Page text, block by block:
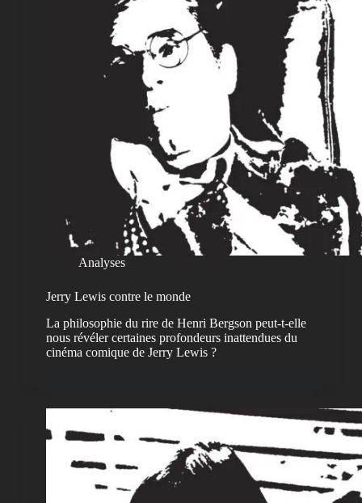
Analyses
Jerry Lewis contre le monde
La philosophie du rire de Henri Bergson peut-t-elle
nous révéler certaines profondeurs inattendues du
cinéma comique de Jerry Lewis ?